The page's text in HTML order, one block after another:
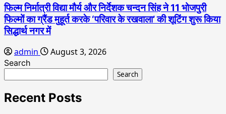
फिल्म निर्मात्री विद्या मौर्य और निर्देशक चन्दन सिंह ने 11 भोजपुरी
फिल्मों का ग्रैंड मुहूर्त करके ‘परिवार के रखवाला’ की शूटिंग शुरू किया
सिद्धार्थ नगर में
admin August 3, 2026
Search
Search
Recent Posts